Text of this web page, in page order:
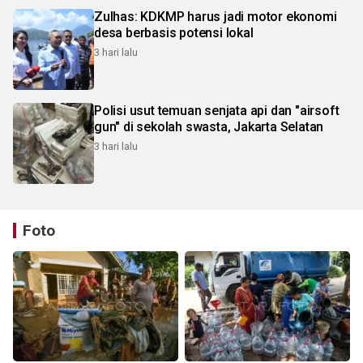
Zulhas: KDKMP harus jadi motor ekonomi
desa berbasis potensi lokal
3 hari lalu
Polisi usut temuan senjata api dan "airsoft
gun" di sekolah swasta, Jakarta Selatan
3 hari lalu
Foto